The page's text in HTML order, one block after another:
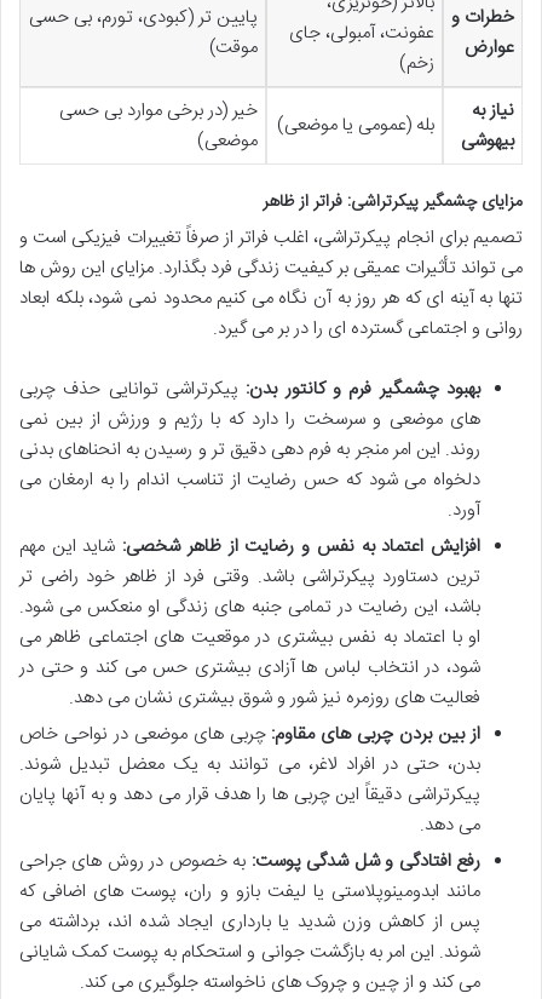
خطرات و
عوارض
عفونت، آمبولی، جای
زخم)
پایین تر (کبودی، تورم، بی حسی
موقت)
نیاز به
بیهوشی
بله (عمومی یا موضعی)
خیر (در برخی موارد بی حسی
موضعی)
مزایای چشمگیر پیکرتراشی: فراتر از ظاهر
تصمیم برای انجام پیکرتراشی، اغلب فراتر از صرفاً تغییرات فیزیکی است و
می تواند تأثیرات عمیقی بر کیفیت زندگی فرد بگذارد. مزایای این روش ها
تنها به آینه ای که هر روز به آن نگاه می کنیم محدود نمی شود، بلکه ابعاد
روانی و اجتماعی گسترده ای را در بر می گیرد.
بهبود چشمگیر فرم و کانتور بدن: پیکرتراشی توانایی حذف چربی
های موضعی و سرسخت را دارد که با رژیم و ورزش از بین نمی
روند. این امر منجر به فرم دهی دقیق تر و رسیدن به انحناهای بدنی
دلخواه می شود که حس رضایت از تناسب اندام را به ارمغان می
آورد.
افزایش اعتماد به نفس و رضایت از ظاهر شخصی: شاید این مهم
ترین دستاورد پیکرتراشی باشد. وقتی فرد از ظاهر خود راضی تر
باشد، این رضایت در تمامی جنبه های زندگی او منعکس می شود.
او با اعتماد به نفس بیشتری در موقعیت های اجتماعی ظاهر می
شود، در انتخاب لباس ها آزادی بیشتری حس می کند و حتی در
فعالیت های روزمره نیز شور و شوق بیشتری نشان می دهد.
از بین بردن چربی های مقاوم: چربی های موضعی در نواحی خاص
بدن، حتی در افراد لاغر، می توانند به یک معضل تبدیل شوند.
پیکرتراشی دقیقاً این چربی ها را هدف قرار می دهد و به آنها پایان
می دهد.
رفع افتادگی و شل شدگی پوست: به خصوص در روش های جراحی
مانند ابدومینوپلاستی یا لیفت بازو و ران، پوست های اضافی که
پس از کاهش وزن شدید یا بارداری ایجاد شده اند، برداشته می
شوند. این امر به بازگشت جوانی و استحکام به پوست کمک شایانی
می کند و از چین و چروک های ناخواسته جلوگیری می کند.